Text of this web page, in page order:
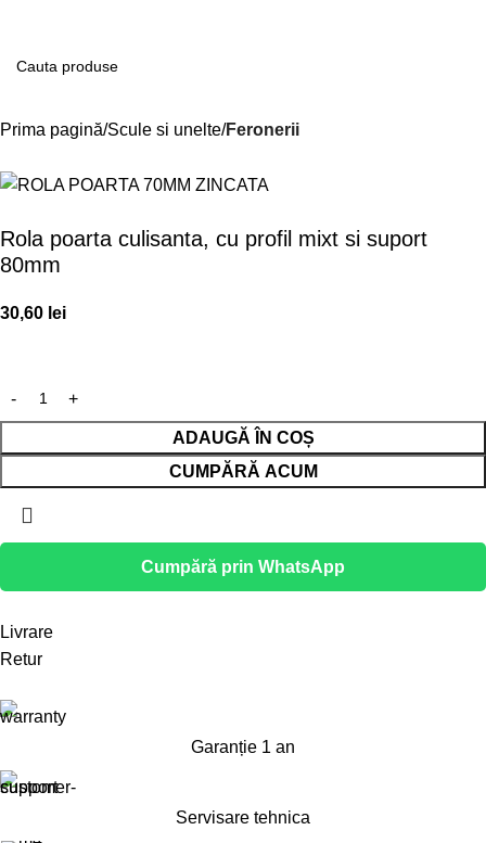
Prima pagină Scule si unelte Feronerii
Rola poarta culisanta, cu profil mixt si suport
80mm
30,60 lei
ADAUGĂ ÎN COȘ
CUMPĂRĂ ACUM
Cumpără prin WhatsApp
Livrare
Retur
Garanție 1 an
Servisare tehnica